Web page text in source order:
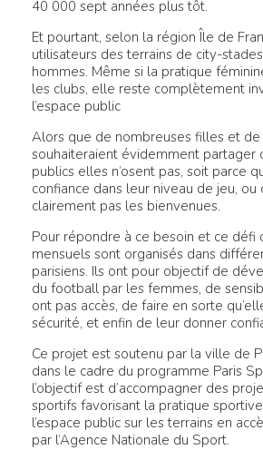
40 000 sept années plus tôt.
Et pourtant, selon la région Île de
utilisateurs des terrains de city-
hommes. Même si la pratique
les clubs, elle reste complètement
l’espace public
Alors que de nombreuses filles et
souhaiteraient évidemment partager
publics elles n’osent pas, soit parce
confiance dans leur niveau de jeu, ou
clairement pas les bienvenues.
Pour répondre à ce besoin et ce défi
mensuels sont organisés dans
parisiens. Ils ont pour objectif de
du football par les femmes, de
ont pas accès, de faire en sorte
sécurité, et enfin de leur donner
Ce projet est soutenu par la ville de
dans le cadre du programme Paris
l’objectif est d’accompagner des
sportifs favorisant la pratique
l’espace public sur les terrains en
par l’Agence Nationale du Sport.